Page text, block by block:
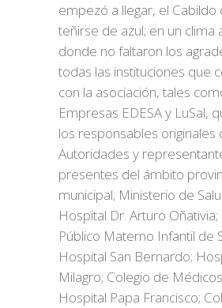
empezó a llegar, el Cabildo
teñirse de azul; en un clima
donde no faltaron los
todas las instituciones que
con la asociación, tales
Empresas EDESA y LuSal,
los responsables originales
Autoridades y
presentes del ámbito
municipal; Ministerio de
Hospital Dr. Arturo
Público Materno Infantil de
Hospital San Bernardo;
Milagro; Colegio de
Hospital Papa Francisco;